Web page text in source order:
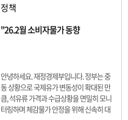
정책
"26.2월 소비자물가 동향
안녕하세요. 재정경제부입니다. 정부는 중
동 상황으로 국제유가 변동성이 확대된 만
큼, 석유류 가격과 수급상황을 면밀히 모니
터링하며 체감물가 안정을 위해 신속히 대